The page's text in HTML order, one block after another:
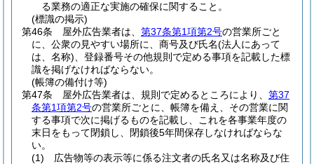
る業務の適正な実施の確保に関すること。
(標識の掲示)
第46条
屋外広告業者は、 第37条第1項第2号の営業所ごと
に、公衆の見やすい場所に、商号及び氏名(法人にあって
は、名称) 、登録番号その他規則で定める事項を記載した標
識を掲げなければならない。
(帳簿の備付け等)
第47条
屋外広告業者は、規則で定めるところにより、 第37
条第1項第2号の営業所ごとに、帳簿を備え、その営業に関
する事項で次に掲げるものを記載し、これを各事業年度の
末日をもって閉鎖し、閉鎖後5年間保存しなければならな
い。
(1)
広告物等の表示等に係る注文者の氏名又は名称及び住